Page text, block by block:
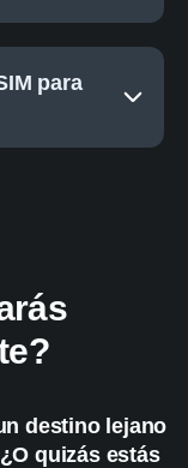
para
destino lejano
quizás estás